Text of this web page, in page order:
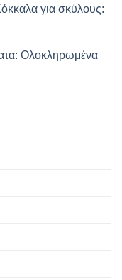
για σκύλους:
Ολοκληρωμένα